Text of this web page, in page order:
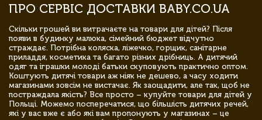
ПРО СЕРВІС ДОСТАВКИ BABY.CO.UA
Скільки грошей ви витрачаєте на товари для дітей? Після
появи в будинку малюка, сімейний бюджет відчутно
страждає. Потрібна коляска, ліжечко, горщик, санітарне
приладдя, косметика та багато різних дрібниць. А дитячий
одяг та іграшки молоді батьки скуповують практично оптом.
Коштують дитячі товари аж ніяк не дешево, а часу ходити
магазинами зовсім не вистачає. Як заощадити, але так, щоб не
постраждала якість? Все просто – купуйте товари для дітей у
Польщі. Можемо посперечатися, що більшість дитячих речей,
які у вас вже є або які вам пропонують у магазинах – це